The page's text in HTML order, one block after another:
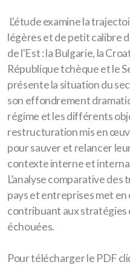
L'étude examine la
légères et de petit calibre
de l'Est : la Bulgarie, la
République tchèque et le
présente la situation du
son effondrement
régime et les différents
restructuration mis en
pour sauver et relancer
contexte interne et
L’analyse comparative
pays et entreprises met
contribuant aux stratégies
échouées.
Pour télécharger le PDF